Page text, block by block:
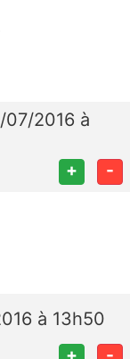
07/2016 à
+ -
à 13h50
+ -